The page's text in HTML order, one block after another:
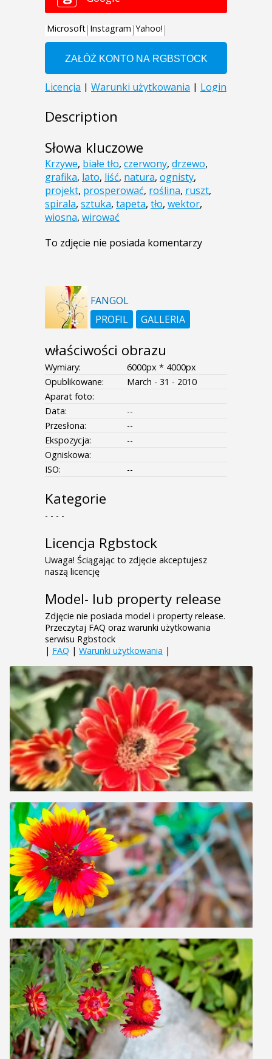
Description
Słowa kluczowe
Krzywe, białe tło, czerwony, drzewo,
grafika, lato, liść, natura, ognisty,
projekt, prosperować, roślina, ruszt,
spirala, sztuka, tapeta, tło, wektor,
wiosna, wirować
To zdjęcie nie posiada komentarzy
FANGOL
PROFIL
GALLERIA
właściwości obrazu
Wymiary:
6000px * 4000px
Opublikowane:
March - 31 - 2010
Aparat foto:
Data:
--
Przesłona:
--
Ekspozycja:
--
Ogniskowa:
ISO:
--
Kategorie
- - - -
Licencja Rgbstock
Uwaga! Ściągając to zdjęcie akceptujesz
naszą licencję
Model- lub property release
Zdjęcie nie posiada model i property release.
Przeczytaj FAQ oraz warunki użytkowania
serwisu Rgbstock
| FAQ | Warunki użytkowania |